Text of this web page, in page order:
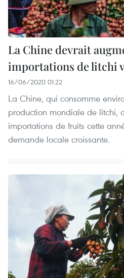
La Chine devrait
importations de litchi
16/06/2020 01:22
La Chine, qui consomme
production mondiale de litchi,
importations de fruits cette
demande locale croissante.